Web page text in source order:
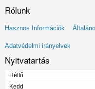
Rólunk
Lábléc
menü
Hasznos Információk
Adatvédelmi irányelvek
Nyitvatartás
Hétfő
Kedd